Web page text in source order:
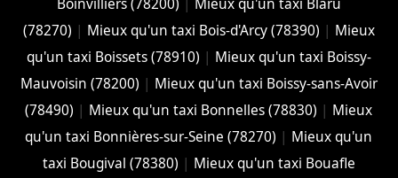
Boinvilliers (78200) | Mieux qu'un taxi Blaru
(78270) | Mieux qu'un taxi Bois-d'Arcy (78390) | Mieux
qu'un taxi Boissets (78910) | Mieux qu'un taxi Boissy-
Mauvoisin (78200) | Mieux qu'un taxi Boissy-sans-Avoir
(78490) | Mieux qu'un taxi Bonnelles (78830) | Mieux
qu'un taxi Bonnières-sur-Seine (78270) | Mieux qu'un
taxi Bougival (78380) | Mieux qu'un taxi Bouafle